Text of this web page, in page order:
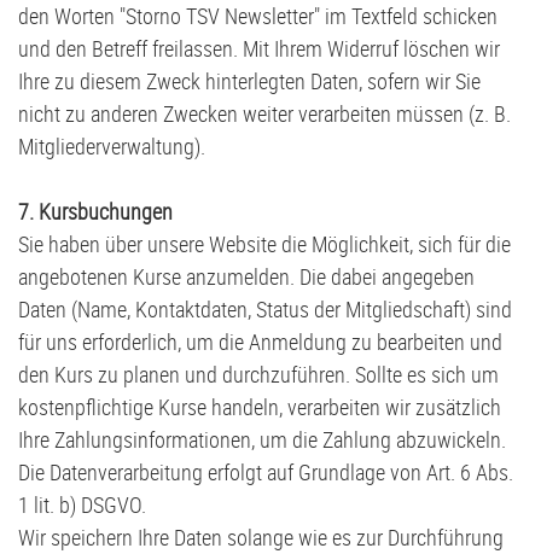
den Worten "Storno TSV Newsletter" im Textfeld schicken
und den Betreff freilassen. Mit Ihrem Widerruf löschen wir
Ihre zu diesem Zweck hinterlegten Daten, sofern wir Sie
nicht zu anderen Zwecken weiter verarbeiten müssen (z. B.
Mitgliederverwaltung).
7. Kursbuchungen
Sie haben über unsere Website die Möglichkeit, sich für die
angebotenen Kurse anzumelden. Die dabei angegeben
Daten (Name, Kontaktdaten, Status der Mitgliedschaft) sind
für uns erforderlich, um die Anmeldung zu bearbeiten und
den Kurs zu planen und durchzuführen. Sollte es sich um
kostenpflichtige Kurse handeln, verarbeiten wir zusätzlich
Ihre Zahlungsinformationen, um die Zahlung abzuwickeln.
Die Datenverarbeitung erfolgt auf Grundlage von Art. 6 Abs.
1 lit. b) DSGVO.
Wir speichern Ihre Daten solange wie es zur Durchführung